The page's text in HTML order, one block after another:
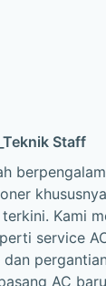
Staff
Kami
service
AC